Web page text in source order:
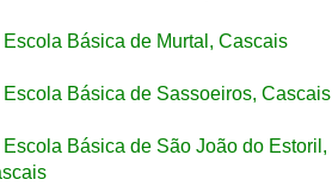
Escola Básica de Murtal, Cascais
Escola Básica de Sassoeiros, Cascais
Escola Básica de São João do Estoril,